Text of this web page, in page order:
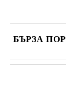
БЪРЗА